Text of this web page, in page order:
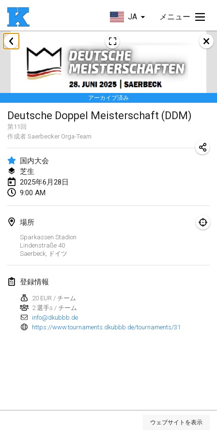
JA メニュー
リスト表示
アーカイブ済み
Deutsche Doppel Meisterschaft (DDM)
第11 回
作成者 Saerbecker Orga-Team
国内大会
芝生
2025年6月28日
9:00 AM
場所
Sparkassen Stadion
Lindenstraße 40
Saerbeck, ドイツ
登録情報
20 EUR / チーム
2 選手s / チーム
info@dkubbb.de
https://www.tournaments.dkubbb.de/tournaments/31
ウェブサイトを表示
2025年1月
Skuffle for the Shovel
2025年1月18日|アメリカ合衆国
Lake Superior Ice Festival Kubb Tournament
2025年1月25日|アメリカ合衆国
Winterkubb
2025年1月26日|ベルギー
2025年3月
Kubbtornooi De Rode Lantaarn
2025年3月15日|ベルギー
2025年3月15日
North Carolina Kubb Championship
2025年3月22日
Spring Has Sprung
2025年3月22日